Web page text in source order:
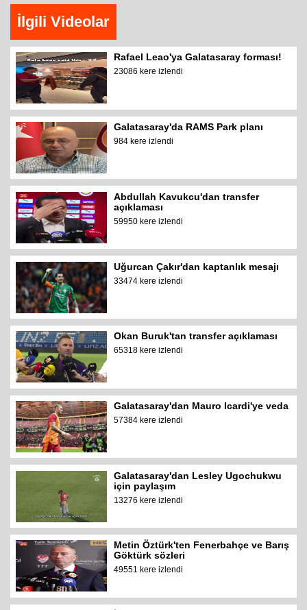
İlgili Videolar
Rafael Leao'ya Galatasaray forması!
23086 kere izlendi
Galatasaray'da RAMS Park planı
984 kere izlendi
Abdullah Kavukcu'dan transfer
açıklaması
59950 kere izlendi
Uğurcan Çakır'dan kaptanlık mesajı
33474 kere izlendi
Okan Buruk'tan transfer açıklaması
65318 kere izlendi
Galatasaray'dan Mauro Icardi'ye veda
57384 kere izlendi
Galatasaray'dan Lesley Ugochukwu
için paylaşım
13276 kere izlendi
Metin Öztürk'ten Fenerbahçe ve Barış
Göktürk sözleri
49551 kere izlendi